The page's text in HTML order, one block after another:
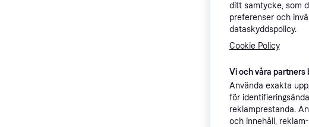
ditt samtycke, som
preferenser och
dataskyddspolicy.
Cookie Policy
Vi och våra partners
Använda exakta
för
reklamprestanda.
och innehåll,